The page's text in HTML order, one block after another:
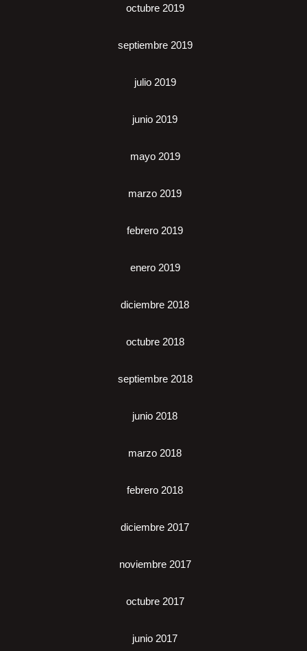
octubre 2019
septiembre 2019
julio 2019
junio 2019
mayo 2019
marzo 2019
febrero 2019
enero 2019
diciembre 2018
octubre 2018
septiembre 2018
junio 2018
marzo 2018
febrero 2018
diciembre 2017
noviembre 2017
octubre 2017
junio 2017